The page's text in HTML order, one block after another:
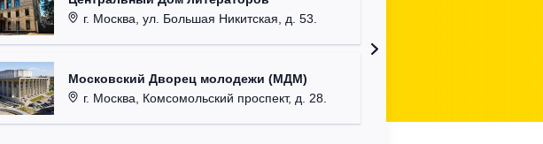
г. Москва, ул. Большая Никитская, д. 53.
Московский Дворец молодежи (МДМ)
г. Москва, Комсомольский проспект, д. 28.